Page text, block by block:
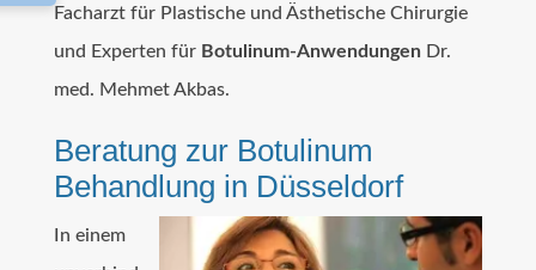
Facharzt für Plastische und Ästhetische Chirurgie
und Experten für Botulinum-Anwendungen Dr.
med. Mehmet Akbas.
Beratung zur Botulinum
Behandlung in Düsseldorf
In einem